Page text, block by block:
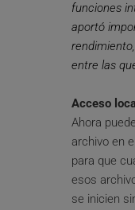
funciones
aportó
entre las
Acceso
Ahora
archivo en
para que
esos
se inicien